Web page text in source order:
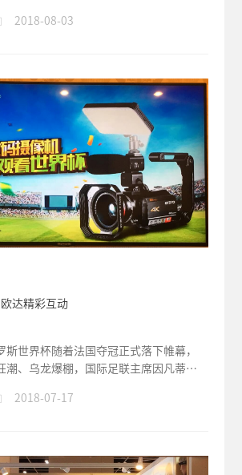
2018-08-03
达精彩互动
斯世界杯随着法国夺冠正式落下帷幕，
潮、乌龙爆棚，国际足联主席因凡蒂诺
2018-07-17